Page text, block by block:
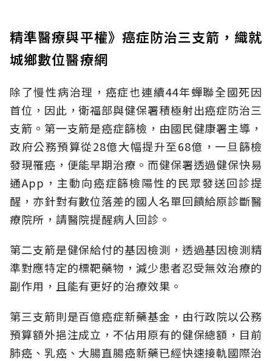
精準醫療與平權》癌症防治三支箭，織就
城鄉數位醫療網
除了慢性病治理，癌症也連續44年蟬聯全國死因
首位，因此，衛福部與健保署積極射出癌症防治三
支箭。第一支箭是癌症篩檢，由國民健康署主導，
政府公務預算從28億大幅提升至68億，一旦篩檢
發現罹癌，便能早期治療。而健保署透過健保快易
通App，主動向癌症篩檢陽性的民眾發送回診提
醒，亦針對有數位落差的國人名單回饋給原診斷醫
療院所，請醫院提醒病人回診。
第二支箭是健保給付的基因檢測，透過基因檢測精
準對應特定的標靶藥物，減少患者忍受無效治療的
副作用，且能有更好的治療效果。
第三支箭則是百億癌症新藥基金，由行政院以公務
預算額外挹注成立，不佔用原有的健保總額，目前
肺癌、乳癌、大腸直腸癌新藥已經快速接軌國際治